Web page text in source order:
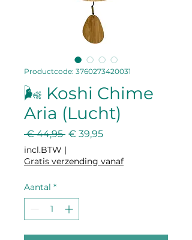
Productcode: 3760273420031
🌬️ Koshi Chime
Aria (Lucht)
€ 44,95 Normale
prijs
€ 39,95Verkoopprijs
incl.BTW |
Gratis verzending vanaf
Aantal *